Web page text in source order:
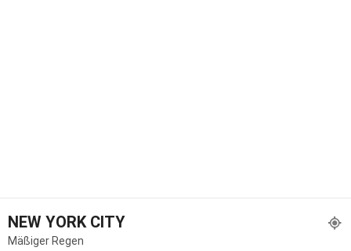
NEW YORK CITY
Mäßiger Regen